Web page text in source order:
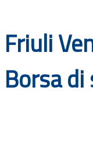
Bandi
Guide
Friuli
Borsa